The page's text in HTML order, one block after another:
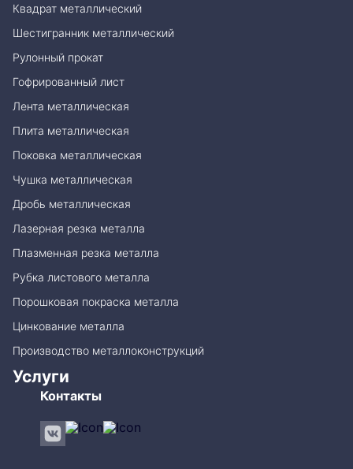
Квадрат металлический
Шестигранник металлический
Рулонный прокат
Гофрированный лист
Лента металлическая
Плита металлическая
Поковка металлическая
Чушка металлическая
Дробь металлическая
Лазерная резка металла
Плазменная резка металла
Рубка листового металла
Порошковая покраска металла
Цинкование металла
Производство металлоконструкций
Услуги
Контакты